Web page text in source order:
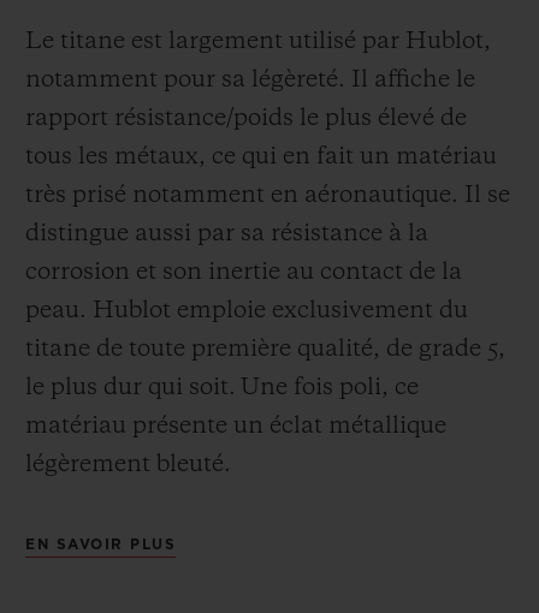
Le titane est largement utilisé par Hublot,
notamment pour sa légèreté. Il affiche le
rapport résistance/poids le plus élevé de
tous les métaux, ce qui en fait un matériau
très prisé notamment en aéronautique. Il se
distingue aussi par sa résistance à la
corrosion et son inertie au contact de la
peau. Hublot emploie exclusivement du
titane de toute première qualité, de grade 5,
le plus dur qui soit. Une fois poli, ce
matériau présente un éclat métallique
légèrement bleuté.
EN SAVOIR PLUS